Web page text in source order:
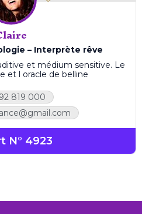
– Interprète rêve
et médium sensitive. Le
et l oracle de belline
819 000
N° 4923